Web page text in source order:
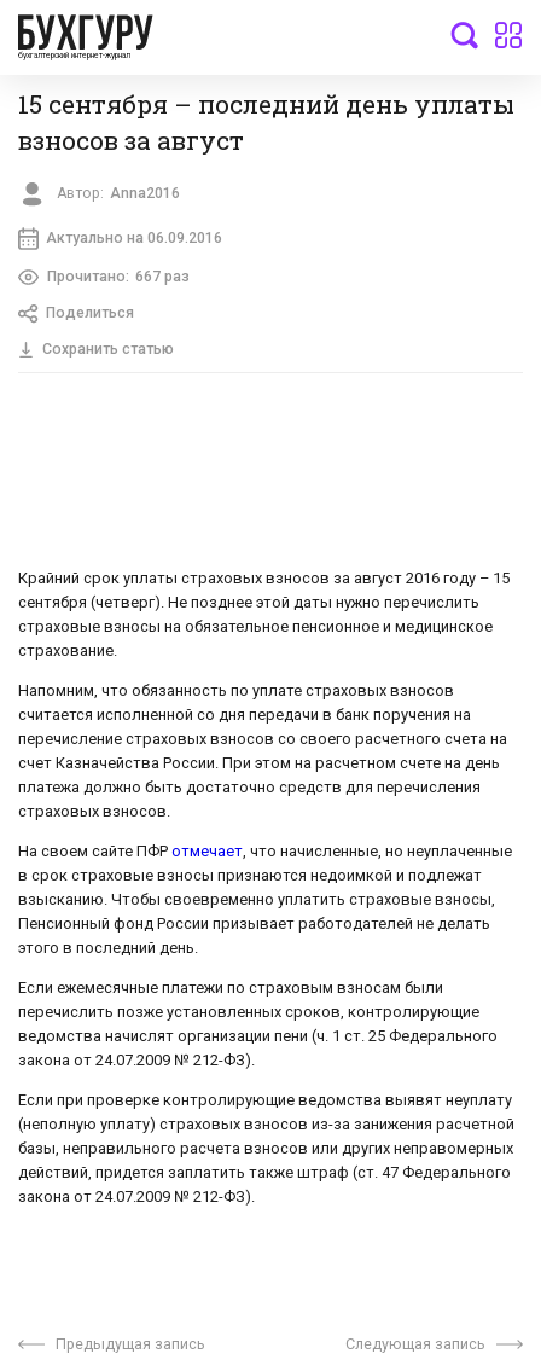
бухгалтерский интернет-журнал
15 сентября – последний день уплаты
взносов за август
Автор: Anna2016
Актуально на 06.09.2016
Прочитано: 667 раз
Поделиться
Сохранить статью
Крайний срок уплаты страховых взносов за август 2016 году – 15
сентября (четверг). Не позднее этой даты нужно перечислить
страховые взносы на обязательное пенсионное и медицинское
страхование.
Напомним, что обязанность по уплате страховых взносов
считается исполненной со дня передачи в банк поручения на
перечисление страховых взносов со своего расчетного счета на
счет Казначейства России. При этом на расчетном счете на день
платежа должно быть достаточно средств для перечисления
страховых взносов.
На своем сайте ПФР отмечает, что начисленные, но неуплаченные
в срок страховые взносы признаются недоимкой и подлежат
взысканию. Чтобы своевременно уплатить страховые взносы,
Пенсионный фонд России призывает работодателей не делать
этого в последний день.
Если ежемесячные платежи по страховым взносам были
перечислить позже установленных сроков, контролирующие
ведомства начислят организации пени (ч. 1 ст. 25 Федерального
закона от 24.07.2009 № 212-ФЗ).
Если при проверке контролирующие ведомства выявят неуплату
(неполную уплату) страховых взносов из-за занижения расчетной
базы, неправильного расчета взносов или других неправомерных
действий, придется заплатить также штраф (ст. 47 Федерального
закона от 24.07.2009 № 212-ФЗ).
Предыдущая запись Следующая запись